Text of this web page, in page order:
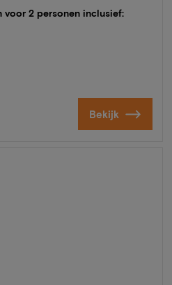
voor 2 personen inclusief:
Bekijk